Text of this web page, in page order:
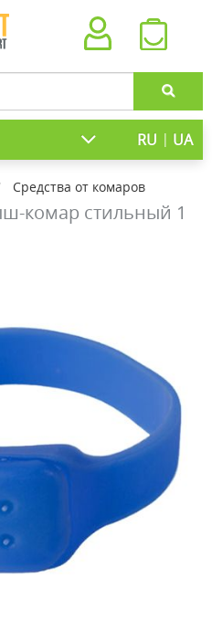
RU | UA
Средства от комаров
комар стильный 1